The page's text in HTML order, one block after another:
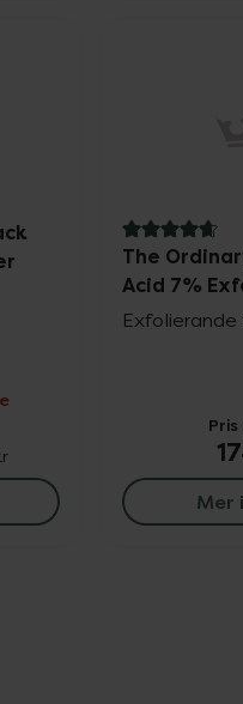
4.7 av 5 i
The
Acid 7%
Mer